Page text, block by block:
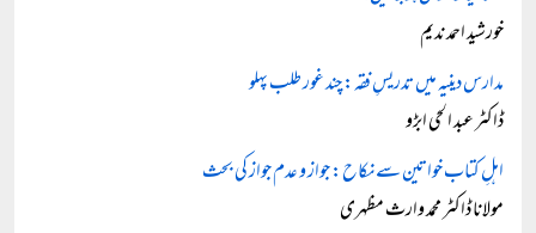
خورشید احمد ندیم
مدارس دینیہ میں تدریسِ فقہ: چند غور طلب پہلو
ڈاکٹر عبد الحی ابڑو
اہلِ کتاب خواتین سے نکاح: جواز و عدم جواز کی بحث
مولانا ڈاکٹر محمد وارث مظہری